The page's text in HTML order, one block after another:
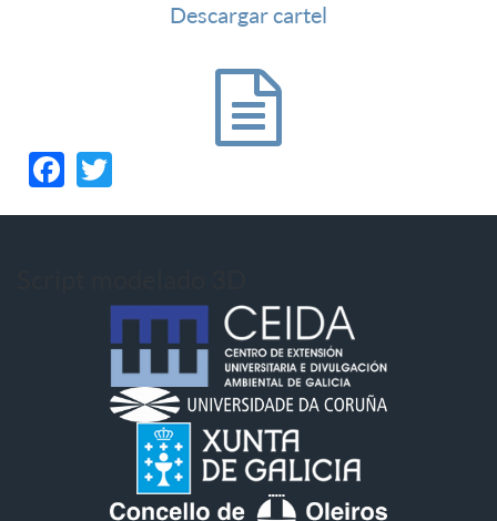
Descargar cartel
Facebook